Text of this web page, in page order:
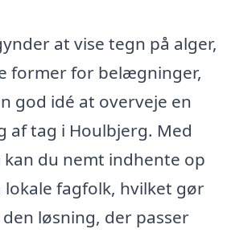
at vise tegn på alger,
former for belægninger,
god idé at overveje en
af tag i Houlbjerg. Med
du nemt indhente op
fagfolk, hvilket gør
løsning, der passer